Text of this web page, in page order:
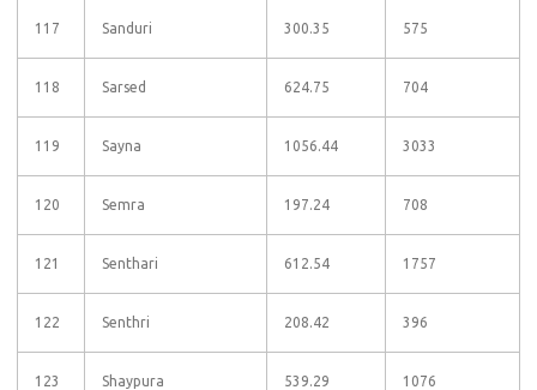
117 Sanduri 300.35 575
118 Sarsed 624.75 704
119 Sayna 1056.44 3033
120 Semra 197.24 708
121 Senthari 612.54 1757
122 Senthri 208.42 396
123 Shaypura 539.29 1076